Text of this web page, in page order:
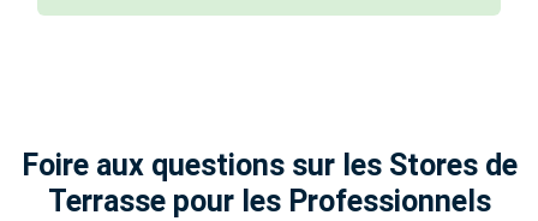
Foire aux questions sur les Stores de
Terrasse pour les Professionnels